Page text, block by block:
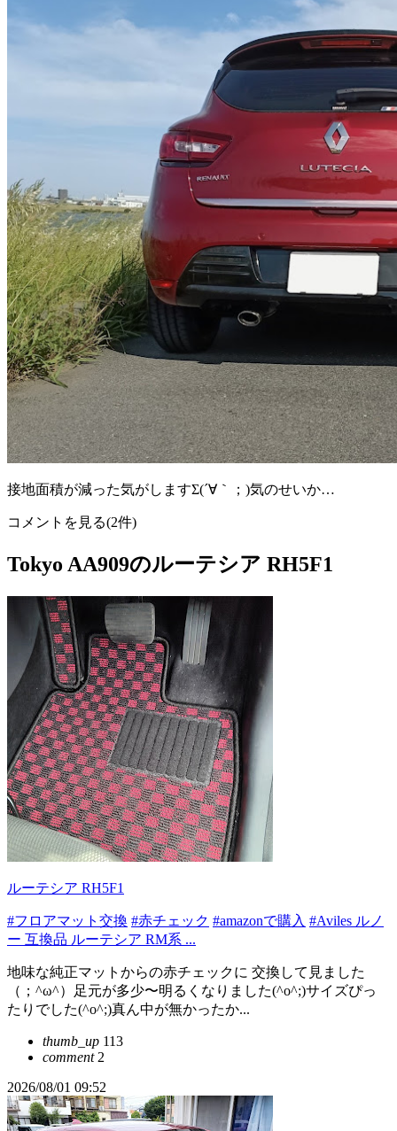
接地面積が減った気がしますΣ(´∀｀；)気のせいか…
コメントを見る(2件)
Tokyo AA909のルーテシア RH5F1
ルーテシア RH5F1
#フロアマット交換 #赤チェック #amazonで購入 #Aviles ルノ
ー 互換品 ルーテシア RM系 ...
地味な純正マットからの赤チェックに 交換して見ました
（；^ω^）足元が多少〜明るくなりました(^o^;)サイズぴっ
たりでした(^o^;)真ん中が無かったか...
thumb_up 113
comment2
2026/08/01 09:52